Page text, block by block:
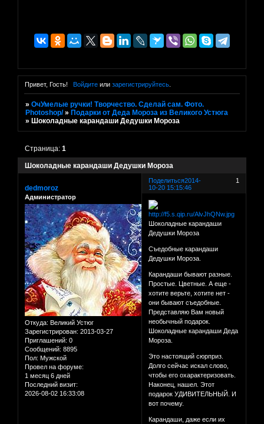
Привет, Гость! Войдитеили зарегистрируйтесь.
»ОчУмелые ручки! Творчество. Сделай сам. Фото.
Photoshop/ » Подарки от Деда Мороза из Великого Устюга
» Шоколадные карандаши Дедушки Мороза
Шоколадные карандаши Дедушки Мороза
Страница:1
Поделиться 1
2014-
10-20 15:15:46
dedmoroz
Администратор
Откуда: Великий Устюг
Зарегистрирован: 2013-03-27
Приглашений: 0
Сообщений: 8895
Пол: Мужской
Провел на форуме:
1 месяц 6 дней
Последний визит:
2026-08-02 16:33:08
Шоколадные карандаши
Дедушки Мороза
Съедобные карандаши
Дедушки Мороза.
Карандаши бывают разные.
Простые. Цветные. А еще -
хотите верьте, хотите нет -
они бывают съедобные.
Представляю Вам новый
необычный подарок.
Шоколадные карандаши Деда
Мороза.
Это настоящий сюрприз.
Долго сейчас искал слово,
чтобы его охарактеризовать.
Наконец, нашел. Этот
подарок УДИВИТЕЛЬНЫЙ. И
вот почему.
Карандаши, даже если их